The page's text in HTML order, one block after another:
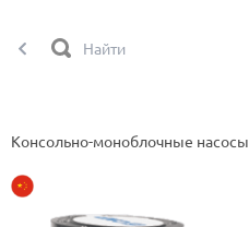
Консольно-моноблочные насосы